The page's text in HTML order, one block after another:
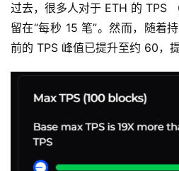
过去，很多人对于 ETH 的 TPS
留在“每秒 15 笔”。然而，随着
前的 TPS 峰值已提升至约 60，